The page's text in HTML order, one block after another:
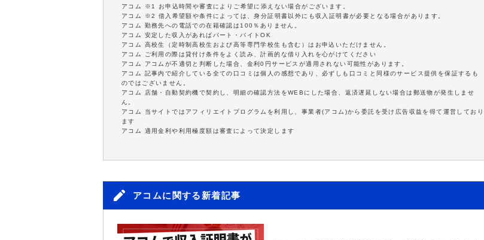
アコム ※1 お申込時間や審査によりご希望に添えない場合がございます。
アコム ※2 借入希望額や条件によっては、身分証明書以外にも収入証明書が必要となる場合があります。
アコム 勤務先への電話での在籍確認は100％ありません。
アコム 安定した収入があればパート・バイトOK
アコム 高校生（定時制高校生および高等専門学校生も含む）はお申込いただけません。
アコム ご利用の際は貸付け条件をよく読み、計画的な借り入れを心がけてください
アコム アコムが不適切と判断した場合、金利0円サービスが適用されない可能性があります。
アコム 記事内で紹介している全ての口コミは個人の感想であり、必ずしも口コミと同様のサービス提供を保証するも
のではございません。
アコム 店舗・自動契約機で契約し、明細の確認方法をWEBにした場合、返済遅延しない場合は郵送物が発生しませ
ん。
アコム 当サイトではアフィリエイトプログラムを利用し、事業者(アコム)から委託を受け広告収益を得て運営しており
ます
アコム 適用金利や利用極度額は審査によって決定します
アコムに関する新着記事